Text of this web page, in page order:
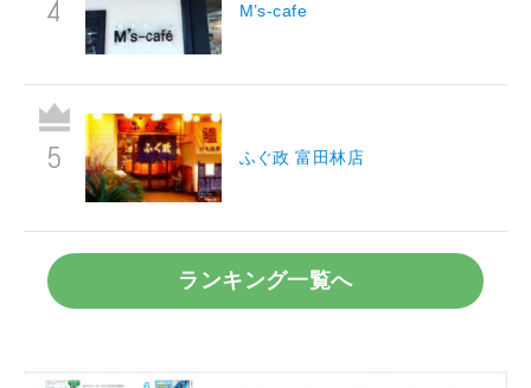
M’s-cafe
ふぐ政 富田林店
ランキング一覧へ